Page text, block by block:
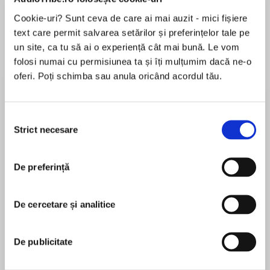
Cookie-uri? Sunt ceva de care ai mai auzit - mici fișiere
text care permit salvarea setărilor și preferințelor tale pe
un site, ca tu să ai o experiență cât mai bună. Le vom
folosi numai cu permisiunea ta și îți mulțumim dacă ne-o
oferi. Poți schimba sau anula oricând acordul tău.
consimțământului
Strict necesare
De preferință
De cercetare și analitice
De publicitate
de...
Dani Francis
la...
Lauren Weisberger
Desprecarte
Ivy and Olivia can't lose each other again!
Even though twin sisters Ivy and Olivia,
separated at birth, have only been reunited for
a few months, they can't imagine life without
each other.
But Mr. Vega has decided to move to Europe—
MAI MULT
Sienna Mercer lives in Toronto, Canada, with her